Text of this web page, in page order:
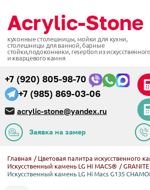
кухонные столешницы, мойки для кухни,
столешницы для ванной, барные
стойки,подоконники, reseption из искусственного
и кварцевого камня
+7 (985) 869-03-06
+7 (920) 805-98-70
acrylic-stone@yandex.ru
Заявка на замер
Главная / Цветовая палитра искусственного
Искусственный камень LG HI MACS® /GRANITE
Искусственный камень LG Hi Macs G135